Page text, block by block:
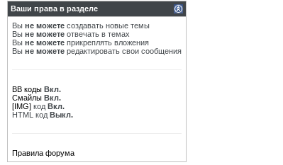
Ваши права в разделе
Вы не можете создавать новые темы
Вы не можете отвечать в темах
Вы не можете прикреплять вложения
Вы не можете редактировать свои сообщения
BB коды Вкл.
Смайлы Вкл.
[IMG] код Вкл.
HTML код Выкл.
Правила форума